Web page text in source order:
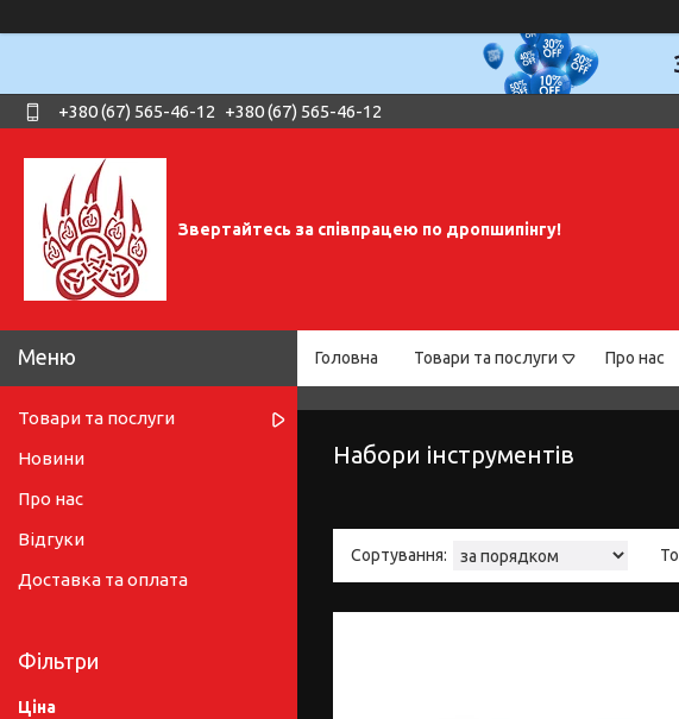
+380 (67) 565-46-12 +380 (67) 565-46-12
Звертайтесь за співпрацею по дропшипінгу!
Головна Товари та послуги Про нас
Набори інструментів
Товари та послуги
Новини
Про нас
Відгуки
Доставка та оплата
Фільтри
Ціна